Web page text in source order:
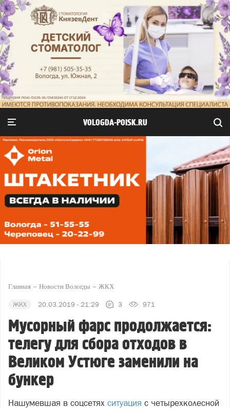
VOLOGDA-POISK.RU
Главная Новости Вологды ЖКХ
ЖКХ 20.03.2019 - 21:29 3 971
Мусорный фарс продолжается:
телегу для сбора отходов в
Великом Устюге заменили на
бункер
Нашумевшая в соцсетях ситуация с четырехколесной